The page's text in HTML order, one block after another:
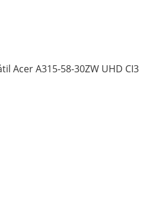
Acer A315-58-30ZW UHD CI3